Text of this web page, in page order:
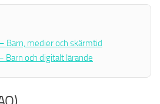
Barn, medier och skärmtid
och digitalt lärande